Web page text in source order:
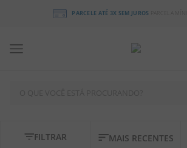
PARCELE ATÉ 3X SEM JUROS
MAIS RECENTES
FILTRAR 1º
chocolate